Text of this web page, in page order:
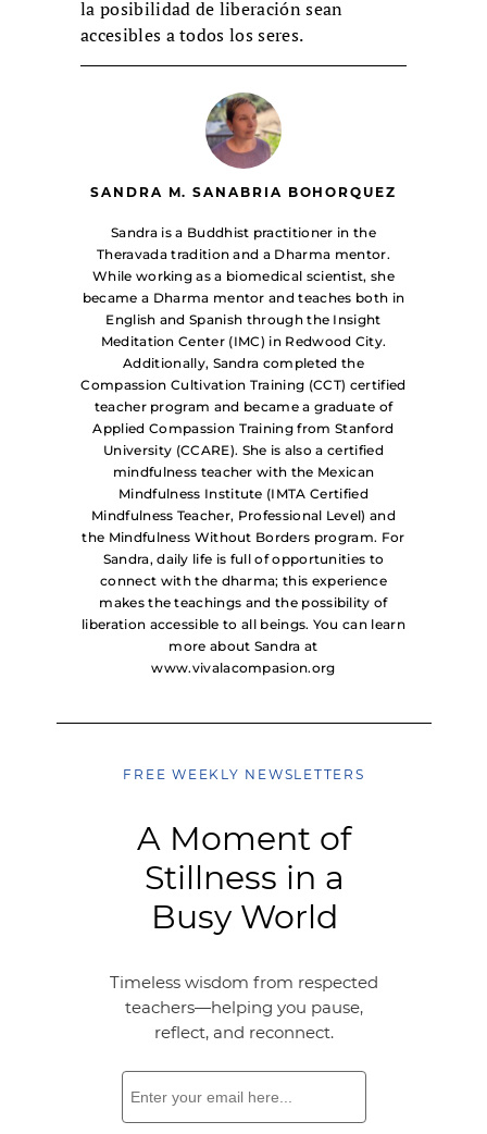
la posibilidad de liberación sean
accesibles a todos los seres.
SANDRA M. SANABRIA BOHORQUEZ
Sandra is a Buddhist practitioner in the
Theravada tradition and a Dharma mentor.
While working as a biomedical scientist, she
became a Dharma mentor and teaches both in
English and Spanish through the Insight
Meditation Center (IMC) in Redwood City.
Additionally, Sandra completed the
Compassion Cultivation Training (CCT) certified
teacher program and became a graduate of
Applied Compassion Training from Stanford
University (CCARE). She is also a certified
mindfulness teacher with the Mexican
Mindfulness Institute (IMTA Certified
Mindfulness Teacher, Professional Level) and
the Mindfulness Without Borders program. For
Sandra, daily life is full of opportunities to
connect with the dharma; this experience
makes the teachings and the possibility of
liberation accessible to all beings. You can learn
more about Sandra at
www.vivalacompasion.org